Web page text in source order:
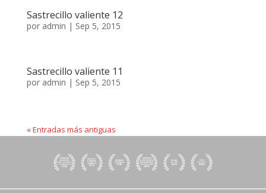
Sastrecillo valiente 12
por admin | Sep 5, 2015
Sastrecillo valiente 11
por admin | Sep 5, 2015
« Entradas más antiguas